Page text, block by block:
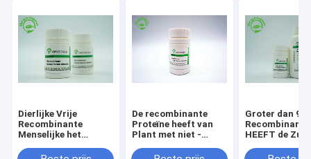
Dierlijke Vrije
Recombinante
Menselijke het
de vulstofrang rHSA
De recombinante
Proteïne heeft van
Plant met niet -
Ingrediëntenendotoxin
Groter dan
Recombinante
HEEFT de
zonder